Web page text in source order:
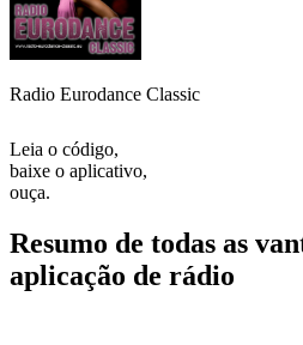
Radio Eurodance Classic
Leia o código,
baixe o aplicativo,
ouça.
Resumo de todas as
aplicação de rádio